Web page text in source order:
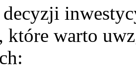
decyzji
‍warto